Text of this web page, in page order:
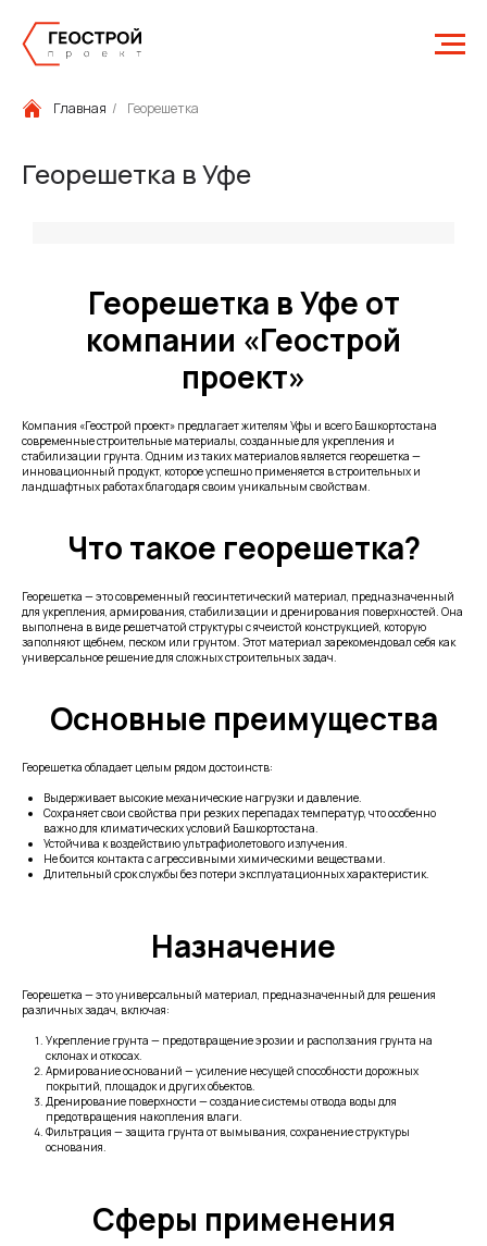
Главная / Георешетка
Георешетка в Уфе
Георешетка в Уфе от
компании «Геострой
проект»
Компания «Геострой проект» предлагает жителям Уфы и всего Башкортостана
современные строительные материалы, созданные для укрепления и
стабилизации грунта. Одним из таких материалов является георешетка —
инновационный продукт, которое успешно применяется в строительных и
ландшафтных работах благодаря своим уникальным свойствам.
Что такое георешетка?
Георешетка — это современный геосинтетический материал, предназначенный
для укрепления, армирования, стабилизации и дренирования поверхностей. Она
выполнена в виде решетчатой структуры с ячеистой конструкцией, которую
заполняют щебнем, песком или грунтом. Этот материал зарекомендовал себя как
универсальное решение для сложных строительных задач.
Основные преимущества
Георешетка обладает целым рядом достоинств:
Выдерживает высокие механические нагрузки и давление.
Сохраняет свои свойства при резких перепадах температур, что особенно
важно для климатических условий Башкортостана.
Устойчива к воздействию ультрафиолетового излучения.
Не боится контакта с агрессивными химическими веществами.
Длительный срок службы без потери эксплуатационных характеристик.
Назначение
Георешетка — это универсальный материал, предназначенный для решения
различных задач, включая:
Укрепление грунта — предотвращение эрозии и расползания грунта на
склонах и откосах.
Армирование оснований — усиление несущей способности дорожных
покрытий, площадок и других объектов.
Дренирование поверхности — создание системы отвода воды для
предотвращения накопления влаги.
Фильтрация — защита грунта от вымывания, сохранение структуры
основания.
Сферы применения